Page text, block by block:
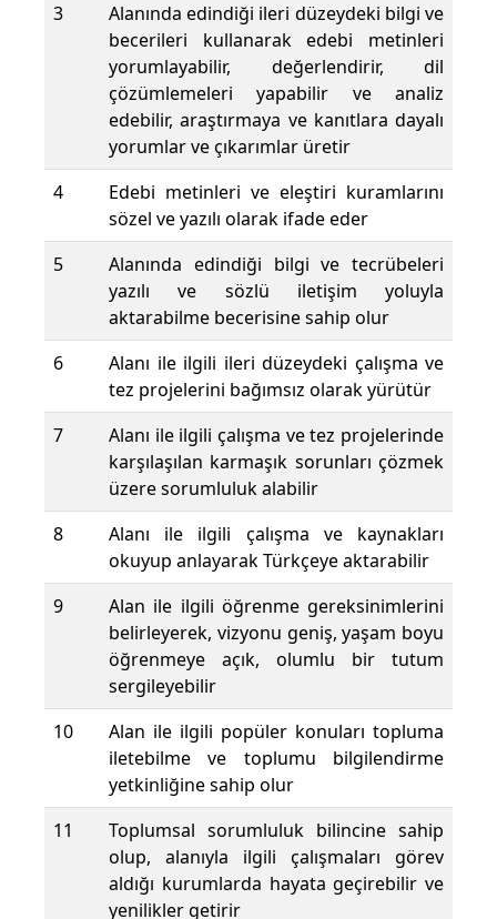
3
Alanında edindiği ileri düzeydeki bilgi ve
becerileri kullanarak edebi metinleri
yorumlayabilir, değerlendirir, dil
çözümlemeleri yapabilir ve analiz
edebilir, araştırmaya ve kanıtlara dayalı
yorumlar ve çıkarımlar üretir
4
Edebi metinleri ve eleştiri kuramlarını
sözel ve yazılı olarak ifade eder
5
Alanında edindiği bilgi ve tecrübeleri
yazılı ve sözlü iletişim yoluyla
aktarabilme becerisine sahip olur
6
Alanı ile ilgili ileri düzeydeki çalışma ve
tez projelerini bağımsız olarak yürütür
7
Alanı ile ilgili çalışma ve tez projelerinde
karşılaşılan karmaşık sorunları çözmek
üzere sorumluluk alabilir
8
Alanı ile ilgili çalışma ve kaynakları
okuyup anlayarak Türkçeye aktarabilir
9
Alan ile ilgili öğrenme gereksinimlerini
belirleyerek, vizyonu geniş, yaşam boyu
öğrenmeye açık, olumlu bir tutum
sergileyebilir
10
Alan ile ilgili popüler konuları topluma
iletebilme ve toplumu bilgilendirme
yetkinliğine sahip olur
11
Toplumsal sorumluluk bilincine sahip
olup, alanıyla ilgili çalışmaları görev
aldığı kurumlarda hayata geçirebilir ve
yenilikler getirir